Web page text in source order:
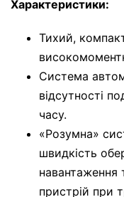
Характеристики:
Тихий,
Система
відсутності
часу.
«Розумна»
швидкість
навантаження
пристрій при